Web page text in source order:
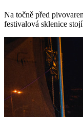
Na točně před
festivalová sklenice